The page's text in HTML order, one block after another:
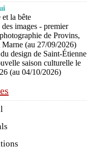
la bête
images - premier
de Provins,
Marne (au 27/09/2026)
design de Saint-Étienne
saison culturelle le
(au 04/10/2026)